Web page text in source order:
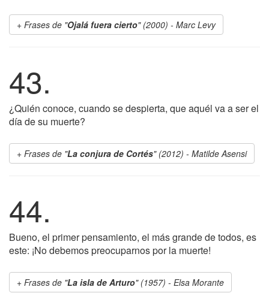
Frases de "Ojalá fuera cierto" (2000) - Marc Levy
43.
¿Quién conoce, cuando se despierta, que aquél va a ser el
día de su muerte?
Frases de "La conjura de Cortés" (2012) - Matilde Asensi
44.
Bueno, el primer pensamiento, el más grande de todos, es
este: ¡No debemos preocuparnos por la muerte!
Frases de "La isla de Arturo" (1957) - Elsa Morante